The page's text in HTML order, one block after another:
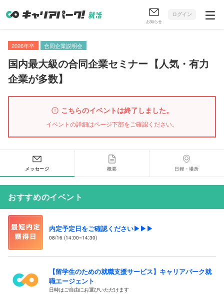
お知らせ
ログイン
2026年卒 合同企業説明会
国内最大級の合同企業セミナー 【人気・有力
企業が多数】
こちらのイベントは終了しました。
イベントの詳細はページ下部をご確認ください。
メッセージ 概要 日程・場所
おすすめのイベント
内定予定日をご確認ください▶▶▶
08/16 (14:00~14:30)
【留学生のための就職支援サービス】キャリアパーク就
職エージェント
日時はご自由にお選びいただけます